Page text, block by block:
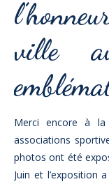
ville
Merci encore à la
associations
photos ont été
Juin et l’exposition